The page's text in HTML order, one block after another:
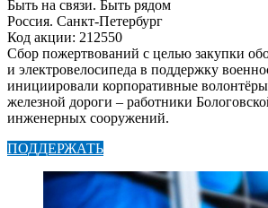
Быть на связи. Быть рядом
Россия. Санкт-Петербург
Код акции: 212550
Сбор пожертвований с целью закупки
и электровелосипеда в поддержку
инициировали корпоративные
железной дороги – работники
инженерных сооружений.
ПОДДЕРЖАТЬ